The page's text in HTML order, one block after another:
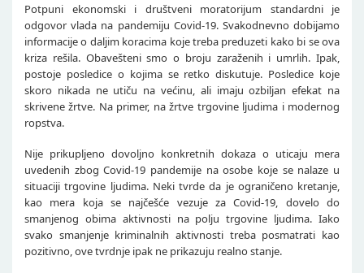
Potpuni ekonomski i društveni moratorijum standardni je
odgovor vlada na pandemiju Covid-19. Svakodnevno dobijamo
informacije o daljim koracima koje treba preduzeti kako bi se ova
kriza rešila. Obavešteni smo o broju zaraženih i umrlih. Ipak,
postoje posledice o kojima se retko diskutuje. Posledice koje
skoro nikada ne utiču na većinu, ali imaju ozbiljan efekat na
skrivene žrtve. Na primer, na žrtve trgovine ljudima i modernog
ropstva.
Nije prikupljeno dovoljno konkretnih dokaza o uticaju mera
uvedenih zbog Covid-19 pandemije na osobe koje se nalaze u
situaciji trgovine ljudima. Neki tvrde da je ograničeno kretanje,
kao mera koja se najčešće vezuje za Covid-19, dovelo do
smanjenog obima aktivnosti na polju trgovine ljudima. Iako
svako smanjenje kriminalnih aktivnosti treba posmatrati kao
pozitivno, ove tvrdnje ipak ne prikazuju realno stanje.